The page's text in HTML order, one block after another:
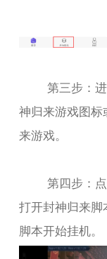
第三步：
神归来游戏图
来游戏。
第四步：
打开封神归来
脚本开始挂机。